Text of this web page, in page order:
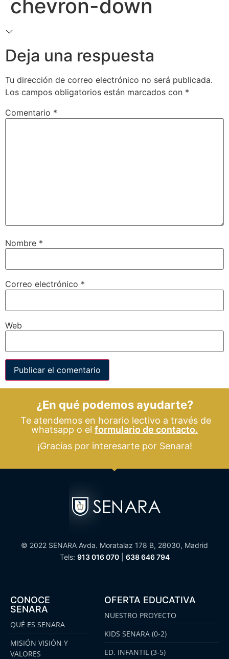
chevron-down
Deja una respuesta
Tu dirección de correo electrónico no será publicada.
Los campos obligatorios están marcados con *
Comentario *
Nombre *
Correo electrónico *
Web
¿En qué podemos ayudarte?
Te atendemos en horario lectivo a través de
whatsapp o el formulario de contacto.
¡Gracias por interesarte por Senara!
© 2022 SENARA Avda. Moratalaz 178 B, 28030, Madrid
Tels: 913 016 070| 638 646 794
CONOCE
SENARA
QUÉ ES SENARA
MISIÓN VISIÓN Y
VALORES
OFERTA EDUCATIVA
NUESTRO PROYECTO
KIDS SENARA (0-2)
ED. INFANTIL (3-5)